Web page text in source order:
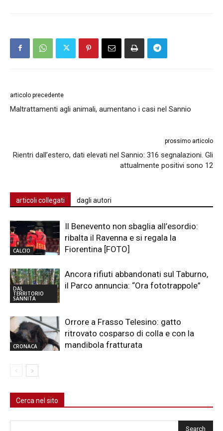
articolo precedente
Maltrattamenti agli animali, aumentano i casi nel Sannio
prossimo articolo
Rientri dall’estero, dati elevati nel Sannio: 316 segnalazioni. Gli
attualmente positivi sono 12
articoli collegati dagli autori
CALCIO
Il Benevento non sbaglia all’esordio:
ribalta il Ravenna e si regala la
Fiorentina [FOTO]
DAL
TERRITORIO
SANNITA
Ancora rifiuti abbandonati sul Taburno,
il Parco annuncia: “Ora fototrappole”
CRONACA
Orrore a Frasso Telesino: gatto
ritrovato cosparso di colla e con la
mandibola fratturata
Cerca nel sito